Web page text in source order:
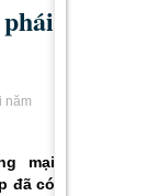
năm
mại
đã có